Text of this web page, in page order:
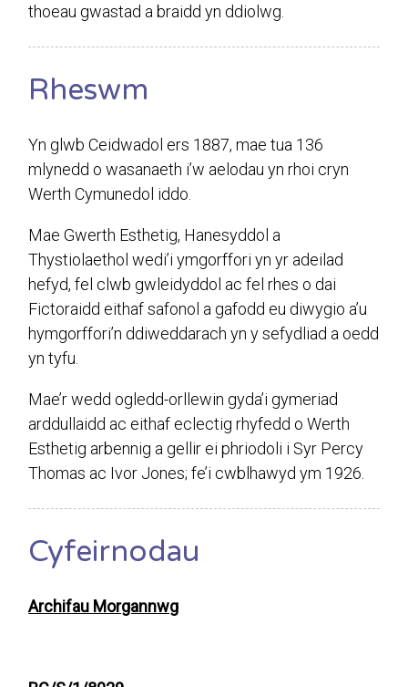
thoeau gwastad a braidd yn ddiolwg.
Rheswm
Yn glwb Ceidwadol ers 1887, mae tua 136
mlynedd o wasanaeth i’w aelodau yn rhoi cryn
Werth Cymunedol iddo.
Mae Gwerth Esthetig, Hanesyddol a
Thystiolaethol wedi’i ymgorffori yn yr adeilad
hefyd, fel clwb gwleidyddol ac fel rhes o dai
Fictoraidd eithaf safonol a gafodd eu diwygio a’u
hymgorffori’n ddiweddarach yn y sefydliad a oedd
yn tyfu.
Mae’r wedd ogledd-orllewin gyda’i gymeriad
arddullaidd ac eithaf eclectig rhyfedd o Werth
Esthetig arbennig a gellir ei phriodoli i Syr Percy
Thomas ac Ivor Jones; fe’i cwblhawyd ym 1926.
Cyfeirnodau
Archifau Morgannwg